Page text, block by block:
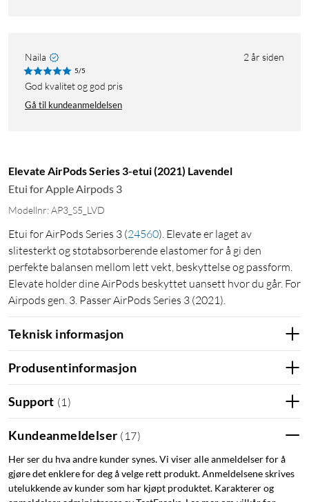
Naila 2 år siden
5/5
God kvalitet og god pris
Gå til kundeanmeldelsen
Elevate AirPods Series 3-etui (2021) Lavendel
Etui for Apple Airpods 3
Modellnr: AP3_S5_LVD
Etui for AirPods Series 3 (24560). Elevate er laget av
slitesterkt og støtabsorberende elastomer for å gi den
perfekte balansen mellom lett vekt, beskyttelse og passform.
Elevate holder dine AirPods beskyttet uansett hvor du går. For
Airpods gen. 3. Passer AirPods Series 3 (2021).
Teknisk informasjon
Produsentinformasjon
Support (1 )
Kundeanmeldelser ( 17)
Her ser du hva andre kunder synes. Vi viser alle anmeldelser for å
gjøre det enklere for deg å velge rett produkt. Anmeldelsene skrives
utelukkende av kunder som har kjøpt produktet. Karakterer og